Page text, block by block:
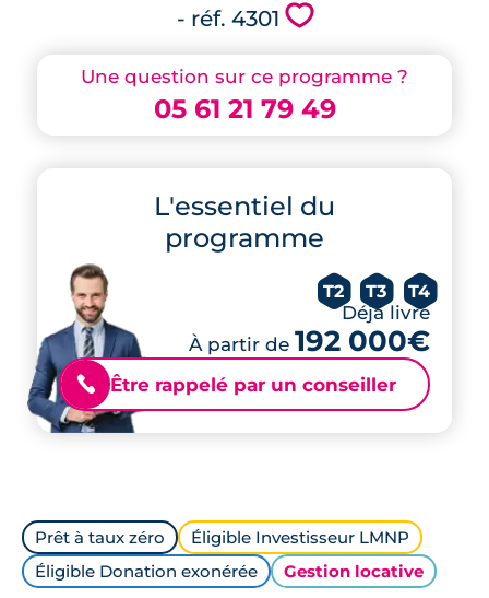
Une question sur ce programme ?
05 61 21 79 49
L'essentiel du
programme
T2 T3 T4
Déjà livré
À partir de 192 000€
📞 Être rappelé par un conseiller
- réf. 4301 💗
Prêt à taux zéro
Éligible Investisseur LMNP
Éligible Donation exonérée
Gestion locative